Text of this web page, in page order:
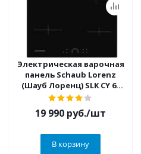
Электрическая варочная
панель Schaub Lorenz
(Шауб Лоренц) SLK CY 60
H1
19 990 руб./шт
В корзину